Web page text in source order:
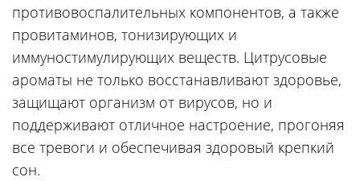
противовоспалительных компонентов, а также
провитаминов, тонизирующих и
иммуностимулирующих веществ. Цитрусовые
ароматы не только восстанавливают здоровье,
защищают организм от вирусов, но и
поддерживают отличное настроение, прогоняя
все тревоги и обеспечивая здоровый крепкий
сон.